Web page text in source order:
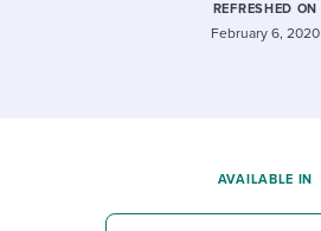
REFRESHED ON
February 6, 2020
AVAILABLE IN